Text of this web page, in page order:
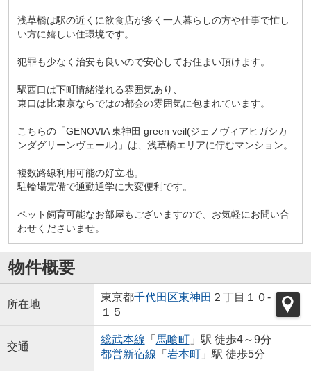
浅草橋は駅の近くに飲食店が多く一人暮らしの方や仕事で忙し
い方に嬉しい住環境です。
犯罪も少なく治安も良いので安心してお住まい頂けます。
駅西口は下町情緒溢れる雰囲気あり、
東口は比東京ならではの都会の雰囲気に包まれています。
こちらの「GENOVIA 東神田 green veil(ジェノヴィアヒガシカ
ンダグリーンヴェール)」は、浅草橋エリアに佇むマンション。
複数路線利用可能の好立地。
駐輪場完備で通勤通学に大変便利です。
ペット飼育可能なお部屋もございますので、お気軽にお問い合
わせくださいませ。
物件概要
所在地
東京都千代田区東神田 ２丁目１０-
１５
交通
総武本線 「 馬喰町」駅 徒歩4～9分
都営新宿線 「 岩本町」駅 徒歩5分